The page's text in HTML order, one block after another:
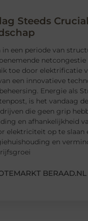
Steeds
een periode van
toe door elektrificatie
een innovatieve
Energie als
is het vandaag
die geen grip
en afhankelijkheid
elektriciteit op te
en
BERAAD.NL